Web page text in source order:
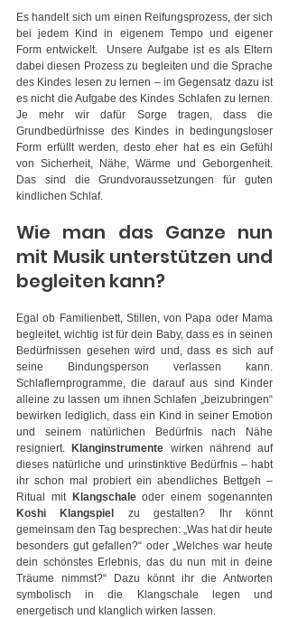
Es handelt sich um einen Reifungsprozess, der sich
bei jedem Kind in eigenem Tempo und eigener
Form entwickelt.  Unsere Aufgabe ist es als Eltern
dabei diesen Prozess zu begleiten und die Sprache
des Kindes lesen zu lernen – im Gegensatz dazu ist
es nicht die Aufgabe des Kindes Schlafen zu lernen.
Je mehr wir dafür Sorge tragen, dass die
Grundbedürfnisse des Kindes in bedingungsloser
Form erfüllt werden, desto eher hat es ein Gefühl
von Sicherheit, Nähe, Wärme und Geborgenheit.
Das sind die Grundvoraussetzungen für guten
kindlichen Schlaf.
Wie man das Ganze nun
mit Musik unterstützen und
begleiten kann?
Egal ob Familienbett, Stillen, von Papa oder Mama
begleitet, wichtig ist für dein Baby, dass es in seinen
Bedürfnissen gesehen wird und, dass es sich auf
seine Bindungsperson verlassen kann.
Schlaflernprogramme, die darauf aus sind Kinder
alleine zu lassen um ihnen Schlafen „beizubringen“
bewirken lediglich, dass ein Kind in seiner Emotion
und seinem natürlichen Bedürfnis nach Nähe
resigniert. Klanginstrumente wirken nährend auf
dieses natürliche und urinstinktive Bedürfnis – habt
ihr schon mal probiert ein abendliches Bettgeh –
Ritual mit Klangschale oder einem sogenannten
Koshi Klangspiel zu gestalten? Ihr könnt
gemeinsam den Tag besprechen: „Was hat dir heute
besonders gut gefallen?“ oder „Welches war heute
dein schönstes Erlebnis, das du nun mit in deine
Träume nimmst?“ Dazu könnt ihr die Antworten
symbolisch in die Klangschale legen und
energetisch und klanglich wirken lassen.